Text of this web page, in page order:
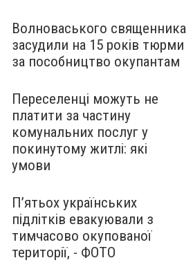
Волноваського священника
засудили на 15 років тюрми
за пособництво окупантам
Переселенці можуть не
платити за частину
комунальних послуг у
покинутому житлі: які
умови
П’ятьох українських
підлітків евакуювали з
тимчасово окупованої
території, - ФОТО